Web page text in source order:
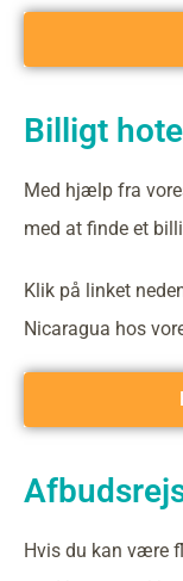
Billigt
Med hjælp fra
med at finde et
Klik på linket
Nicaragua hos
Hvis du kan være